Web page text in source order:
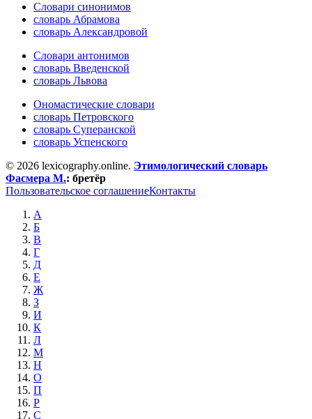
Словари синонимов
словарь Абрамова
словарь Александровой
Словари антонимов
словарь Введенской
словарь Львова
Ономастические словари
словарь Петровского
словарь Суперанской
словарь Успенского
© 2026 lexicography.online. Этимологический словарь
Фасмера М.: бретёр
Пользовательское соглашениеКонтакты
А
Б
В
Г
Д
Е
Ж
З
И
К
Л
М
Н
О
П
Р
С